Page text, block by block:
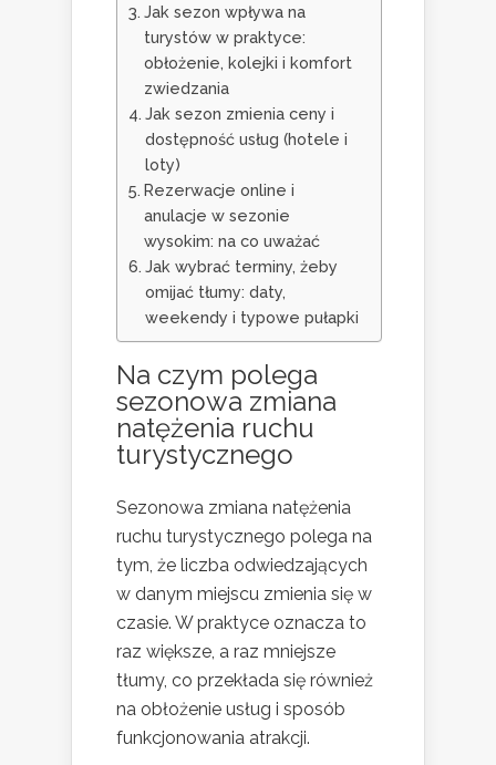
Jak sezon wpływa na
turystów w praktyce:
obłożenie, kolejki i komfort
zwiedzania
Jak sezon zmienia ceny i
dostępność usług (hotele i
loty)
Rezerwacje online i
anulacje w sezonie
wysokim: na co uważać
Jak wybrać terminy, żeby
omijać tłumy: daty,
weekendy i typowe pułapki
Na czym polega
sezonowa zmiana
natężenia ruchu
turystycznego
Sezonowa zmiana natężenia
ruchu turystycznego polega na
tym, że liczba odwiedzających
w danym miejscu zmienia się w
czasie. W praktyce oznacza to
raz większe, a raz mniejsze
tłumy, co przekłada się również
na obłożenie usług i sposób
funkcjonowania atrakcji.